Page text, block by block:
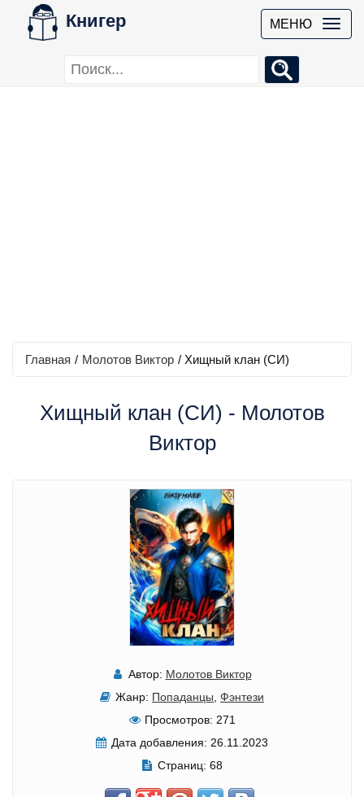
Книгер МЕНЮ
Главная / Молотов Виктор / Хищный клан (СИ)
Хищный клан (СИ) - Молотов
Виктор
Автор: Молотов Виктор
Жанр: Попаданцы, Фэнтези
Просмотров: 271
Дата добавления: 26.11.2023
Страниц: 68